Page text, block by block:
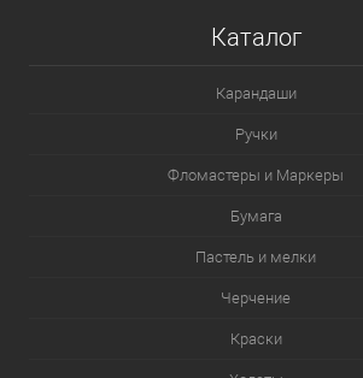
Каталог
Карандаши
Ручки
Фломастеры и Маркеры
Бумага
Пастель и мелки
Черчение
Краски